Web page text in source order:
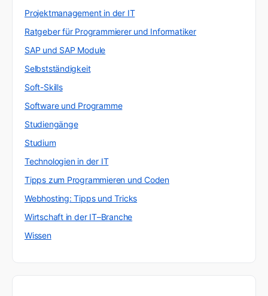
Projektmanagement in der IT
Ratgeber für Programmierer und Informatiker
SAP und SAP Module
Selbstständigkeit
Soft-Skills
Software und Programme
Studiengänge
Studium
Technologien in der IT
Tipps zum Programmieren und Coden
Webhosting: Tipps und Tricks
Wirtschaft in der IT–Branche
Wissen